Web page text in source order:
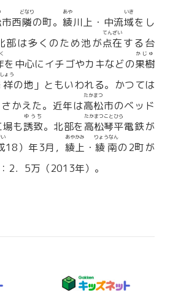
市西隣
どなり
の町。 綾
あや
川上・中流域
いき
をし
部は多くのため池が点在
てんざい
する台
を中心にイチゴやカキなどの果樹
かじゅ
ょう
の地」ともいわれる。かつては
かえた。近年は高松
たかまつ
市のベッド
も誘致
ゆうち
。北部を 高松琴平
たかまつことひら
電鉄が
18）年3月， 綾上
あやかみ
・ 綾南
りょうなん
の2町が
2．5万（2013年）。